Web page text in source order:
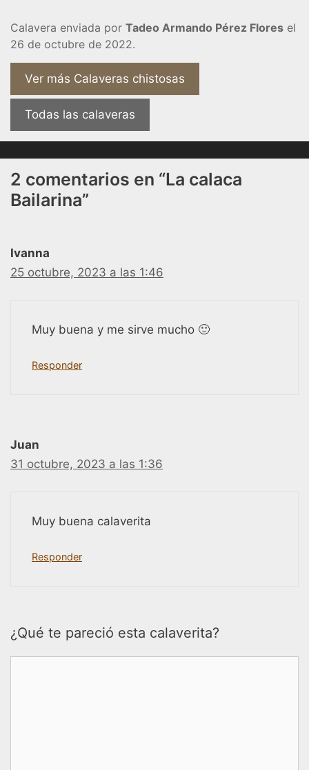
Calavera enviada por Tadeo Armando Pérez Flores el
26 de octubre de 2022.
Ver más Calaveras chistosas
Todas las calaveras
2 comentarios en “La calaca
Bailarina”
Ivanna
25 octubre, 2023 a las 1:46
Muy buena y me sirve mucho 🙂
Responder
Juan
31 octubre, 2023 a las 1:36
Muy buena calaverita
Responder
¿Qué te pareció esta calaverita?